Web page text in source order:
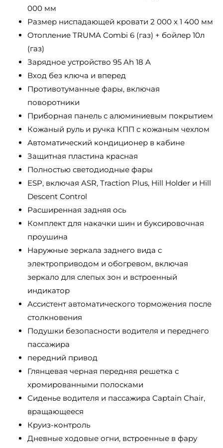
000 мм
Размер ниспадающей кровати 2 000 x 1 400 мм
Отопление TRUMA Combi 6 (газ) + бойлер 10л
(газ)
Зарядное устройство 95 Ah 18 A
Вход без ключа и вперед
Противотуманные фары, включая
поворотники
Приборная панель с алюминиевым покрытием
Кожаный руль и ручка КПП с кожаным чехлом
Автоматический кондиционер в кабине
Защитная пластина красная
Полностью светодиодные фары
ESP, включая ASR, Traction Plus, Hill Holder и Hill
Descent Control
Расширенная задняя ось
Комплект для накачки шин и буксировочная
проушина
Наружные зеркала заднего вида с
электроприводом и обогревом, включая
зеркало для слепых зон и встроенный
индикатор
Ассистент автоматического торможения после
столкновения
Подушки безопасности водителя и переднего
пассажира
передний привод
Глянцевая черная передняя решетка с
хромированными полосками
Сиденье водителя и пассажира Captain Chair,
вращающееся
Круиз-контроль
Дневные ходовые огни, встроенные в фару